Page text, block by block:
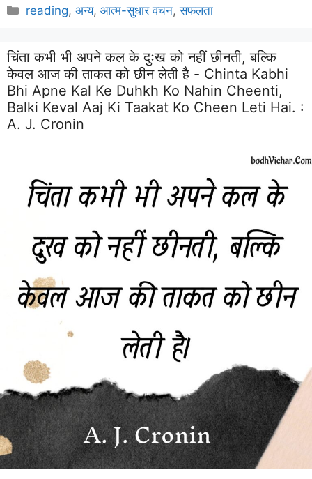
Categories
reading,अन्य,आत्म-सुधार वचन,सफलता
चिंता कभी भी अपने कल के दुःख को नहीं छीनती, बल्कि
केवल आज की ताकत को छीन लेती है - Chinta Kabhi
Bhi Apne Kal Ke Duhkh Ko Nahin Cheenti,
Balki Keval Aaj Ki Taakat Ko Cheen Leti Hai. :
A. J. Cronin